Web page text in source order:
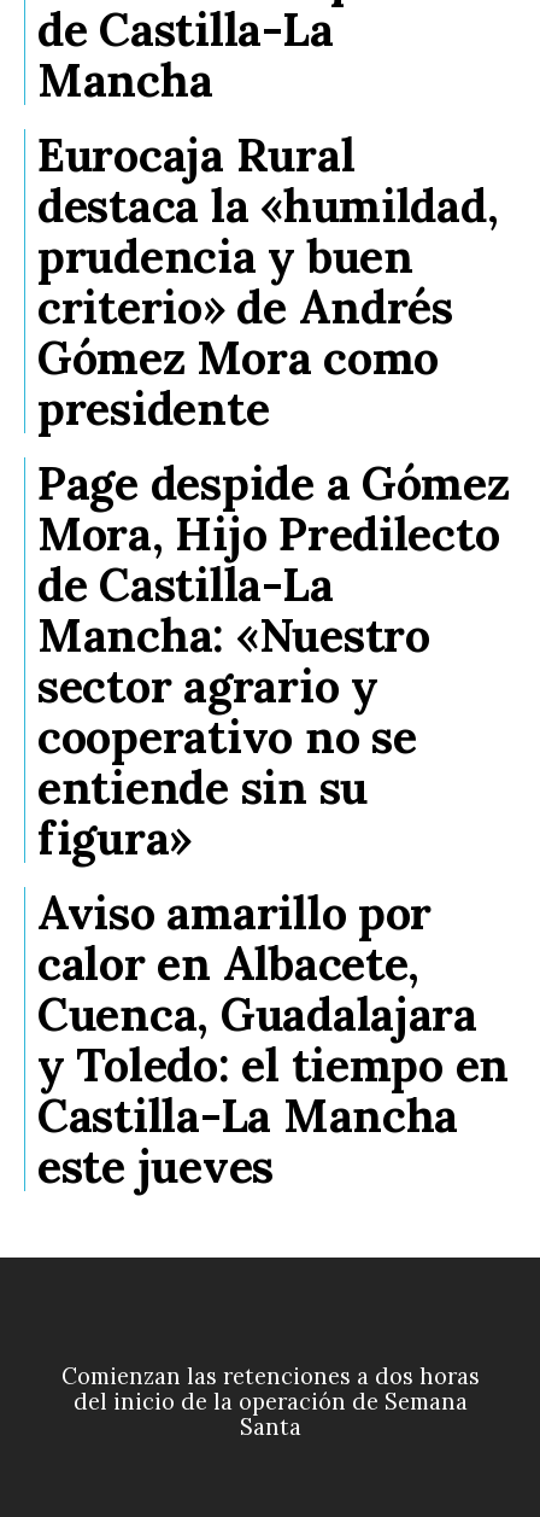
de Castilla-La
Mancha
Eurocaja Rural
destaca la «humildad,
prudencia y buen
criterio» de Andrés
Gómez Mora como
presidente
Page despide a Gómez
Mora, Hijo Predilecto
de Castilla-La
Mancha: «Nuestro
sector agrario y
cooperativo no se
entiende sin su
figura»
Aviso amarillo por
calor en Albacete,
Cuenca, Guadalajara
y Toledo: el tiempo en
Castilla-La Mancha
este jueves
Comienzan las retenciones a dos horas
del inicio de la operación de Semana
Santa